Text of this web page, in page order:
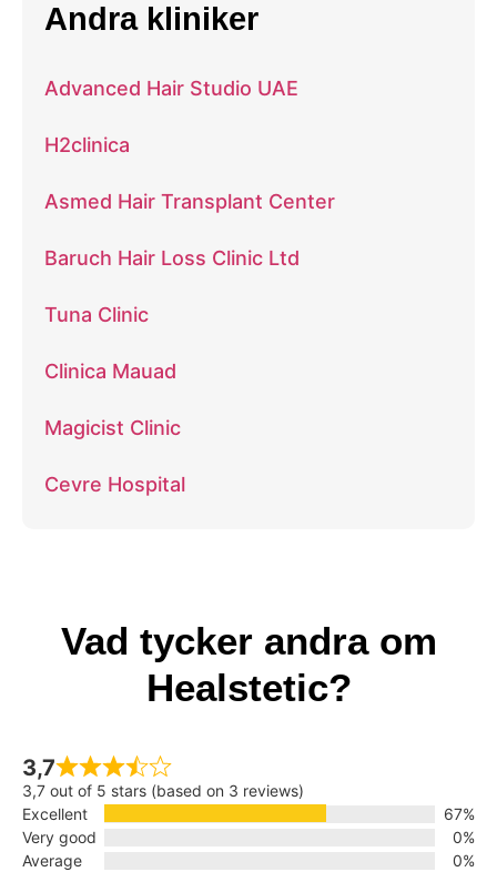
Andra kliniker
Advanced Hair Studio UAE
H2clinica
Asmed Hair Transplant Center
Baruch Hair Loss Clinic Ltd
Tuna Clinic
Clinica Mauad
Magicist Clinic
Cevre Hospital
Vad tycker andra om
Healstetic?
3,7
3,7 out of 5 stars (based on 3 reviews)
Excellent
67%
Very good
0%
Average
0%